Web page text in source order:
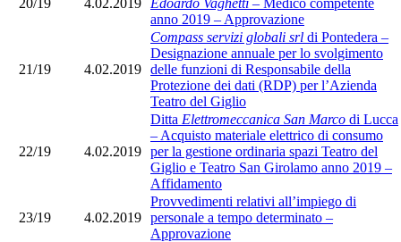
20/19 4.02.2019
Edoardo Vaghetti – Medico competente
anno 2019 – Approvazione
21/19 4.02.2019
Compass servizi globali srl di Pontedera –
Designazione annuale per lo svolgimento
delle funzioni di Responsabile della
Protezione dei dati (RDP) per l’Azienda
Teatro del Giglio
22/19 4.02.2019
Ditta Elettromeccanica San Marco di Lucca
– Acquisto materiale elettrico di consumo
per la gestione ordinaria spazi Teatro del
Giglio e Teatro San Girolamo anno 2019 –
Affidamento
23/19 4.02.2019
Provvedimenti relativi all’impiego di
personale a tempo determinato –
Approvazione